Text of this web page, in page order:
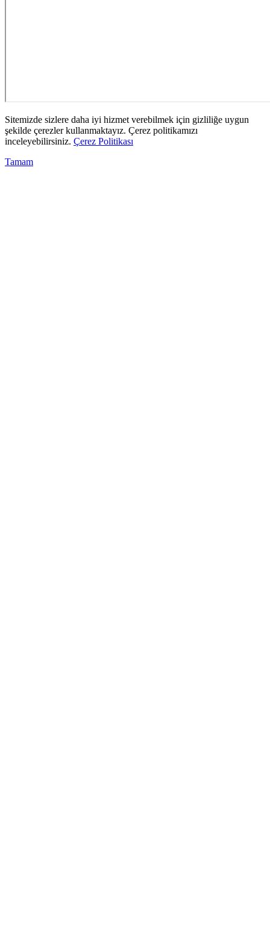
Sitemizde sizlere daha iyi hizmet verebilmek için gizliliğe uygun
şekilde çerezler kullanmaktayız. Çerez politikamızı
inceleyebilirsiniz. Çerez Politikası
Tamam